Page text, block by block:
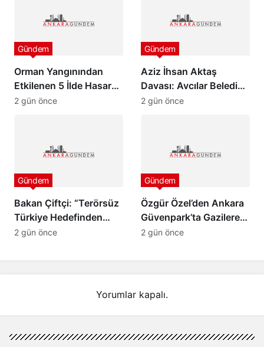
Orman Yangınından
Etkilenen 5 İlde Hasar
Tespit Çalışmaları
Gündem
2 gün önce
Aziz İhsan Aktaş
Davası: Avcılar Belediye
Başkanı Utku Caner
Gündem
2 gün önce
Bakan Çiftçi: “Terörsüz
Türkiye Hedefinden
Dönüş Yoktur”
Gündem
2 gün önce
Özgür Özel’den Ankara
Güvenpark’ta Gazilere
Ziyaret ve “Çerçeve
Gündem
2 gün önce
Yorumlar kapalı.